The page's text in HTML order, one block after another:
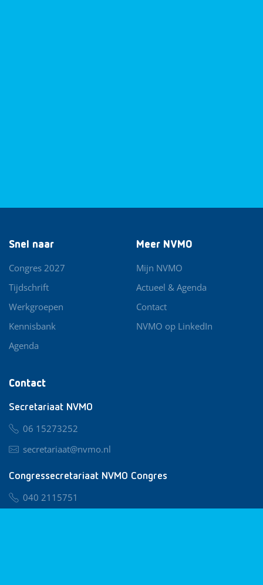
Contact
Secretariaat NVMO
06 15273252
secretariaat@nvmo.nl
Congressecretariaat NVMO Congres
040 2115751
Snel naar
Congres 2027
Tijdschrift
Werkgroepen
Kennisbank
Agenda
Meer NVMO
Mijn NVMO
Actueel & Agenda
Contact
NVMO op LinkedIn